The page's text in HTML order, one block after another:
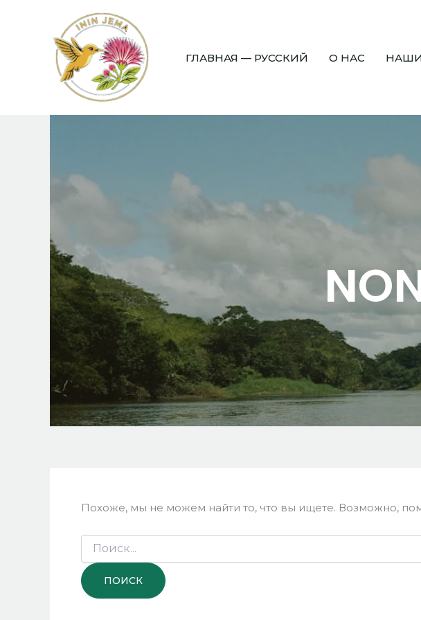
содержимому
ГЛАВНАЯ — РУССКИЙ
О НАС
Похоже, мы не можем найти то, что вы ищете. Возможно,